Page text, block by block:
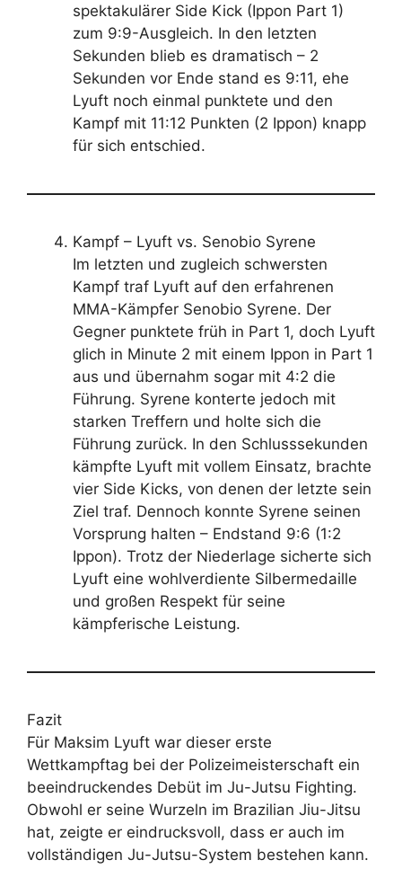
spektakulärer Side Kick (Ippon Part 1)
zum 9:9-Ausgleich. In den letzten
Sekunden blieb es dramatisch – 2
Sekunden vor Ende stand es 9:11, ehe
Lyuft noch einmal punktete und den
Kampf mit 11:12 Punkten (2 Ippon) knapp
für sich entschied.
Kampf – Lyuft vs. Senobio Syrene
Im letzten und zugleich schwersten
Kampf traf Lyuft auf den erfahrenen
MMA-Kämpfer Senobio Syrene. Der
Gegner punktete früh in Part 1, doch Lyuft
glich in Minute 2 mit einem Ippon in Part 1
aus und übernahm sogar mit 4:2 die
Führung. Syrene konterte jedoch mit
starken Treffern und holte sich die
Führung zurück. In den Schlusssekunden
kämpfte Lyuft mit vollem Einsatz, brachte
vier Side Kicks, von denen der letzte sein
Ziel traf. Dennoch konnte Syrene seinen
Vorsprung halten – Endstand 9:6 (1:2
Ippon). Trotz der Niederlage sicherte sich
Lyuft eine wohlverdiente Silbermedaille
und großen Respekt für seine
kämpferische Leistung.
Fazit
Für Maksim Lyuft war dieser erste
Wettkampftag bei der Polizeimeisterschaft ein
beeindruckendes Debüt im Ju-Jutsu Fighting.
Obwohl er seine Wurzeln im Brazilian Jiu-Jitsu
hat, zeigte er eindrucksvoll, dass er auch im
vollständigen Ju-Jutsu-System bestehen kann.